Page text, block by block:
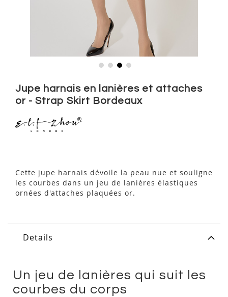
the
beginning
the
Jupe harnais en lanières et attaches
or - Strap Skirt Bordeaux
Cette jupe harnais dévoile la peau nue et souligne
les courbes dans un jeu de lanières élastiques
ornées d'attaches plaquées or.
Details
Un jeu de lanières qui suit les
courbes du corps